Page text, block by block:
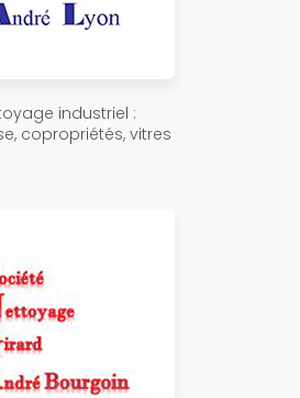
industriel :
copropriétés, vitres